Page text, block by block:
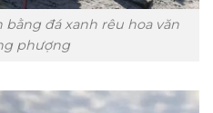
bằng đá xanh rêu hoa văn
phượng